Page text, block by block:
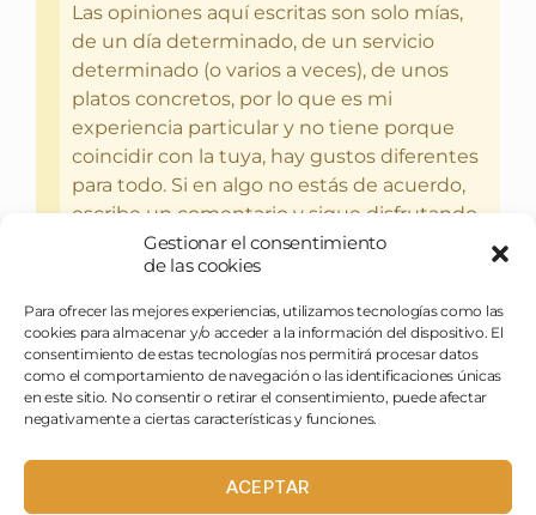
Gestionar el consentimiento
de las cookies
Para ofrecer las mejores experiencias, utilizamos tecnologías como las
cookies para almacenar y/o acceder a la información del dispositivo. El
consentimiento de estas tecnologías nos permitirá procesar datos
como el comportamiento de navegación o las identificaciones únicas
en este sitio. No consentir o retirar el consentimiento, puede afectar
negativamente a ciertas características y funciones.
ACEPTAR
Las opiniones aquí escritas son solo mías,
de un día determinado, de un servicio
determinado (o varios a veces), de unos
platos concretos, por lo que es mi
experiencia particular y no tiene porque
coincidir con la tuya, hay gustos diferentes
para todo. Si en algo no estás de acuerdo,
escribe un comentario y sigue disfrutando
del bebercio y el glotoneo.